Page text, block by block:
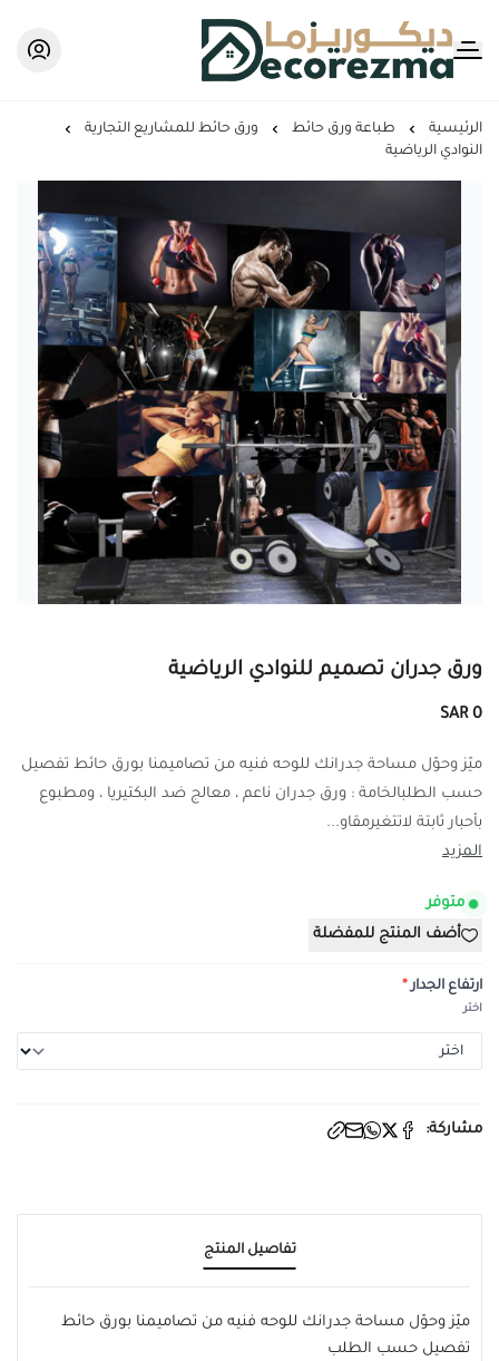
Decorezma
الرئيسية طباعة ورق حائط
ورق حائط للمشاريع التجارية
النوادي الرياضية
ورق جدران تصميم للنوادي الرياضية
0 SAR
ميّز وحوّل مساحة جدرانك للوحه فنيه من تصاميمنا بورق حائط تفصيل
حسب الطلبالخامة : ورق جدران ناعم ، معالج ضد البكتيريا ، ومطبوع
بأحبار ثابتة لاتتغيرمقاو...
المزيد
متوفر
أضف المنتج للمفضلة
ارتفاع الجدار*
اختر
مشاركة:
تفاصيل المنتج
ميّز وحوّل مساحة جدرانك للوحه فنيه من تصاميمنا بورق حائط
تفصيل حسب الطلب